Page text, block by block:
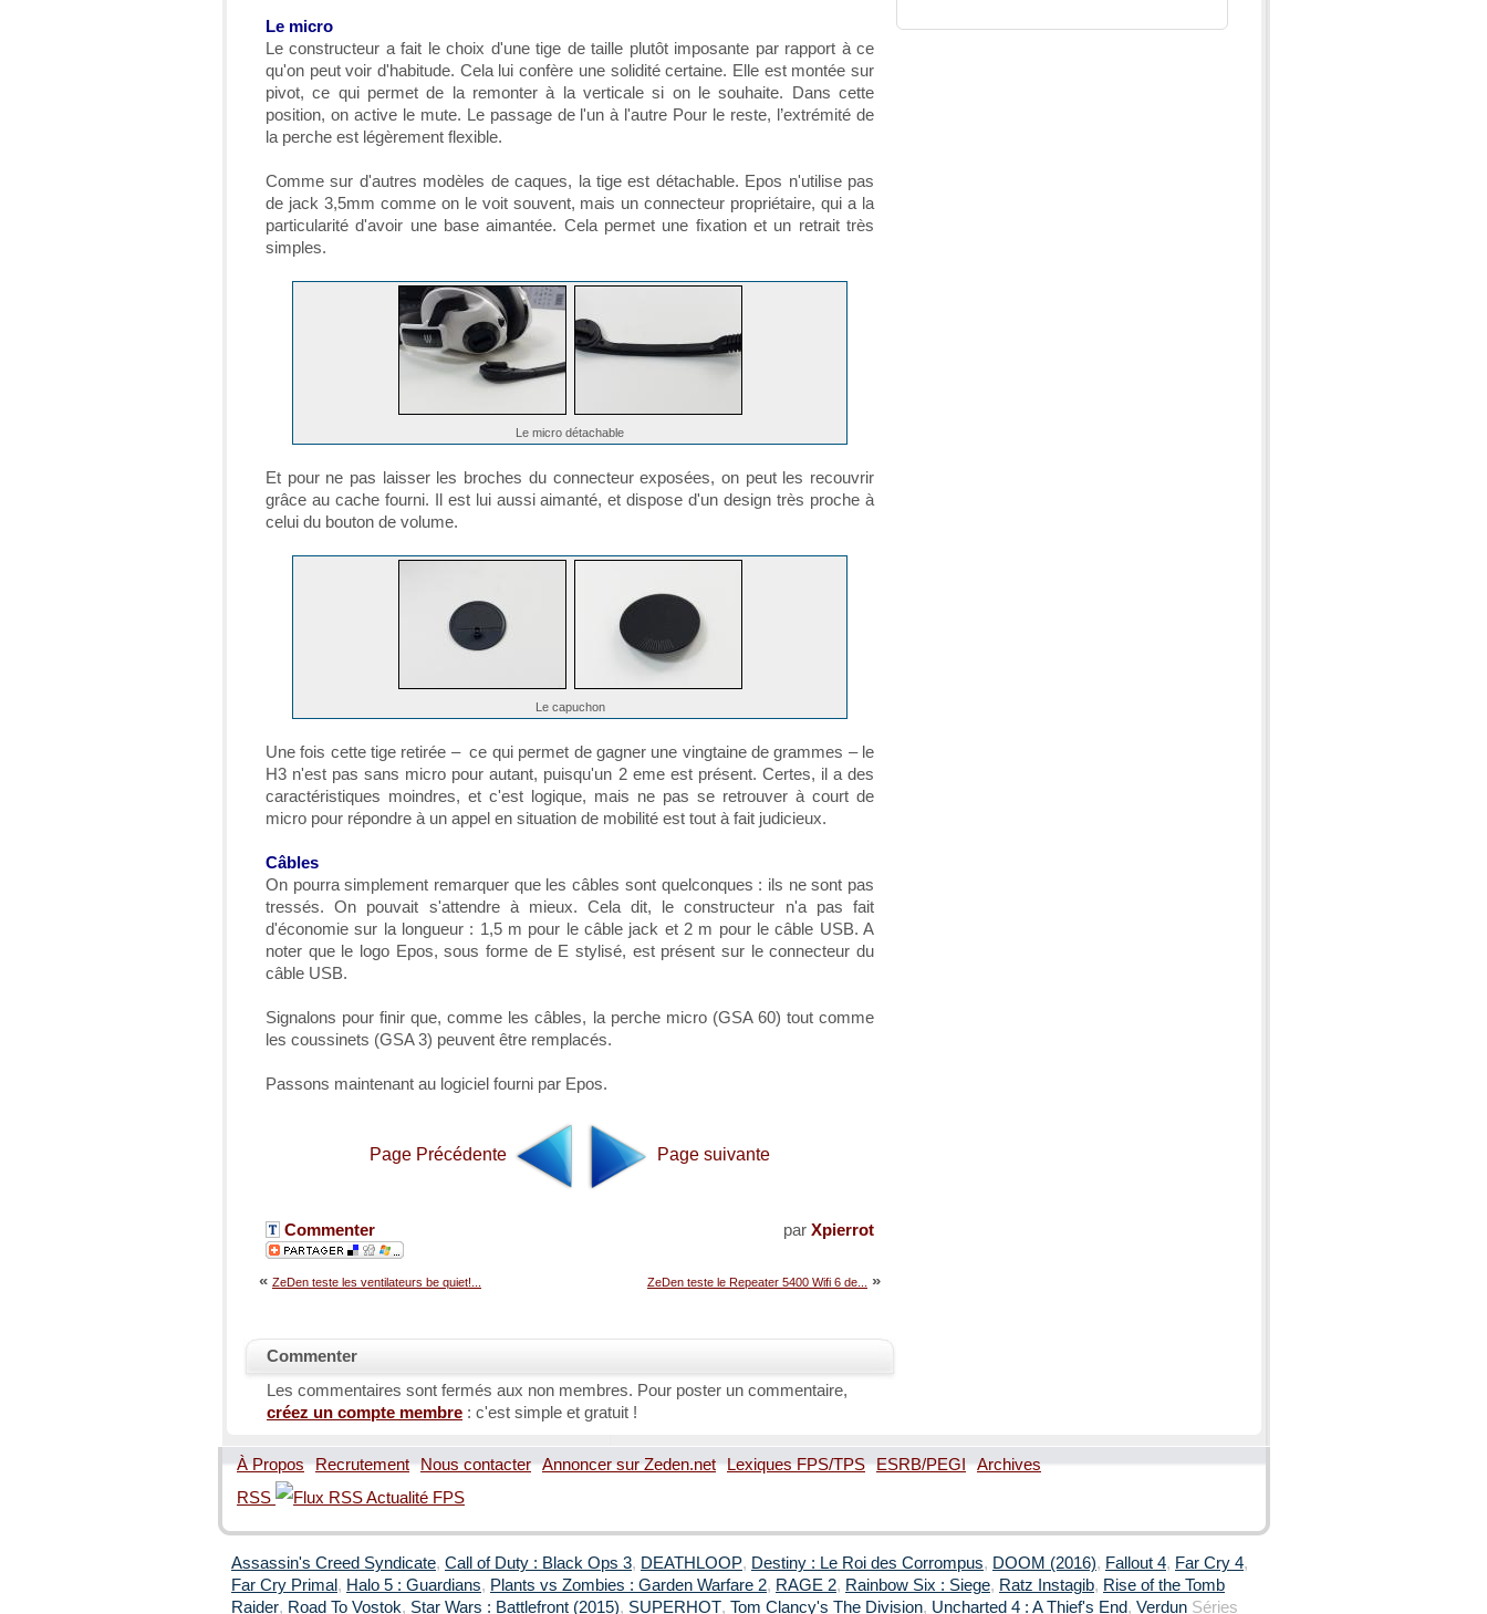
Le micro
Le constructeur a fait le choix d'une tige de taille plutôt imposante par rapport à ce
qu'on peut voir d'habitude. Cela lui confère une solidité certaine. Elle est montée sur
pivot, ce qui permet de la remonter à la verticale si on le souhaite. Dans cette
position, on active le mute. Le passage de l'un à l'autre Pour le reste, l’extrémité de
la perche est légèrement flexible.
Comme sur d'autres modèles de caques, la tige est détachable. Epos n'utilise pas
de jack 3,5mm comme on le voit souvent, mais un connecteur propriétaire, qui a la
particularité d'avoir une base aimantée. Cela permet une fixation et un retrait très
simples.
Le micro détachable
Et pour ne pas laisser les broches du connecteur exposées, on peut les recouvrir
grâce au cache fourni. Il est lui aussi aimanté, et dispose d'un design très proche à
celui du bouton de volume.
Le capuchon
Une fois cette tige retirée – ce qui permet de gagner une vingtaine de grammes – le
H3 n'est pas sans micro pour autant, puisqu'un 2 eme est présent. Certes, il a des
caractéristiques moindres, et c'est logique, mais ne pas se retrouver à court de
micro pour répondre à un appel en situation de mobilité est tout à fait judicieux.
Câbles
On pourra simplement remarquer que les câbles sont quelconques : ils ne sont pas
tressés. On pouvait s'attendre à mieux. Cela dit, le constructeur n'a pas fait
d'économie sur la longueur : 1,5 m pour le câble jack et 2 m pour le câble USB. A
noter que le logo Epos, sous forme de E stylisé, est présent sur le connecteur du
câble USB.
Signalons pour finir que, comme les câbles, la perche micro (GSA 60) tout comme
les coussinets (GSA 3) peuvent être remplacés.
Passons maintenant au logiciel fourni par Epos.
Page Précédente Page suivante
par Xpierrot
Commenter
ZeDen teste le Repeater 5400 Wifi 6 de... »
« ZeDen teste les ventilateurs be quiet!...
Commenter
Les commentaires sont fermés aux non membres. Pour poster un commentaire,
créez un compte membre : c'est simple et gratuit !
À Propos Recrutement Nous contacter Annoncer sur Zeden.net Lexiques FPS/TPS ESRB/PEGI
Archives
RSS
Assassin's Creed Syndicate, Call of Duty : Black Ops 3, DEATHLOOP, Destiny : Le Roi des Corrompus, DOOM (2016), Fallout 4, Far Cry 4,
Far Cry Primal , Halo 5 : Guardians, Plants vs Zombies : Garden Warfare 2, RAGE 2, Rainbow Six : Siege, Ratz Instagib, Rise of the Tomb
Raider, Road To Vostok, Star Wars : Battlefront (2015), SUPERHOT, Tom Clancy's The Division, Uncharted 4 : A Thief's End, Verdun Séries